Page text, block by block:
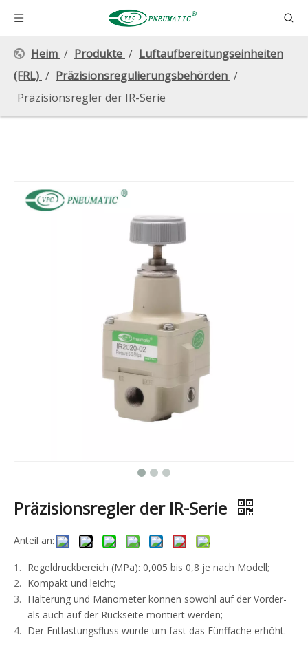
Heim / Produkte / Luftaufbereitungseinheiten
(FRL) / Präzisionsregulierungsbehörden /
Präzisionsregler der IR-Serie
Präzisionsregler der IR-Serie
Anteil an:
Regeldruckbereich (MPa): 0,005 bis 0,8 je nach Modell;
Kompakt und leicht;
Halterung und Manometer können sowohl auf der Vorder-
als auch auf der Rückseite montiert werden;
Der Entlastungsfluss wurde um fast das Fünffache erhöht.